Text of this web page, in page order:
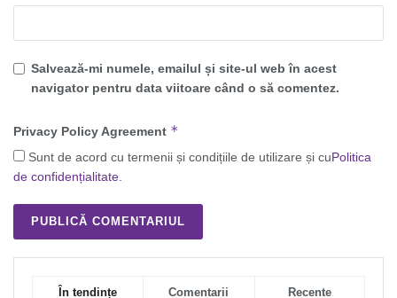
Salvează-mi numele, emailul și site-ul web în acest
navigator pentru data viitoare când o să comentez.
Privacy Policy Agreement *
Sunt de acord cu termenii și condițiile de utilizare și cuPolitica
de confidențialitate
În tendințe Comentarii Recente